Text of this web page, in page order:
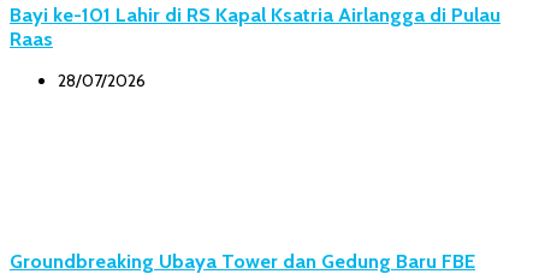
Bayi ke-101 Lahir di RS Kapal Ksatria Airlangga di Pulau
Raas
28/07/2026
Groundbreaking Ubaya Tower dan Gedung Baru FBE